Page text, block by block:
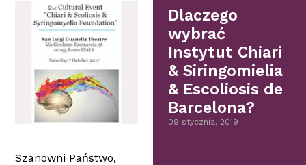
Szanowni Państwo,
Dlaczego
wybrać
Instytut Chiari
& Siringomielia
& Escoliosis de
Barcelona?
09 stycznia, 2019